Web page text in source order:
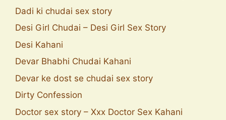
Dadi ki chudai sex story
Desi Girl Chudai – Desi Girl Sex Story
Desi Kahani
Devar Bhabhi Chudai Kahani
Devar ke dost se chudai sex story
Dirty Confession
Doctor sex story – Xxx Doctor Sex Kahani